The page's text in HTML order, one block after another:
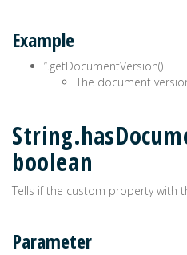
Example
’‘.getDocumentVersion()
The document
boolean
Tells if the custom property with
Parameter